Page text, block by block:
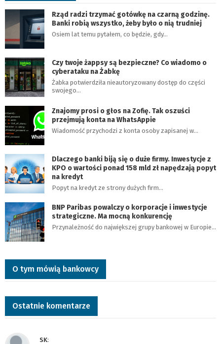
Rząd radzi trzymać gotówkę na czarną godzinę.
Banki robią wszystko, żeby było o nią trudniej
Osiem lat temu pytałem, co będzie, gdy…
Czy twoje żappsy są bezpieczne? Co wiadomo o
cyberataku na Żabkę
Żabka potwierdziła nieautoryzowany dostęp do części
swojego…
Znajomy prosi o głos na Zofię. Tak oszuści
przejmują konta na WhatsAppie
Wiadomość przychodzi z konta osoby zapisanej w…
Dlaczego banki biją się o duże firmy. Inwestycje z
KPO o wartości ponad 158 mld zł napędzają popyt
na kredyt
Popyt na kredyt ze strony dużych firm…
BNP Paribas powalczy o korporacje i inwestycje
strategiczne. Ma mocną konkurencję
Przynależność do największej grupy bankowej w Europie…
O tym mówią bankowcy
Ostatnie komentarze
SK: